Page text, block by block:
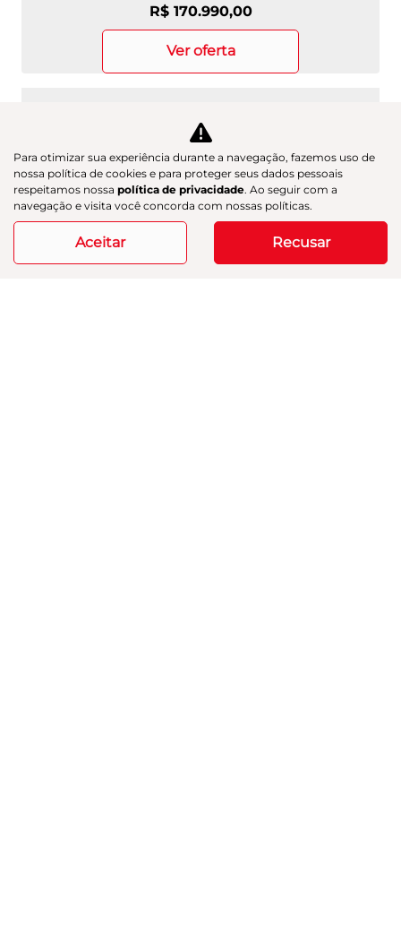
R$ 170.990,00
ver oferta
Para otimizar sua experiência durante a navegação, fazemos uso de
nossa política de cookies e para proteger seus dados pessoais
respeitamos nossa política de privacidade. Ao seguir com a
navegação e visita você concorda com nossas políticas.
Aceitar Recusar